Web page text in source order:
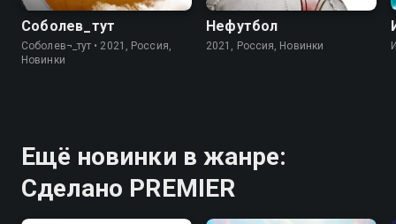
Соболев_тут
Соболев¬_тут • 2021, Россия,
Новинки
Нефутбол
2021, Россия, Новинки
Ещё новинки в жанре:
Сделано PREMIER